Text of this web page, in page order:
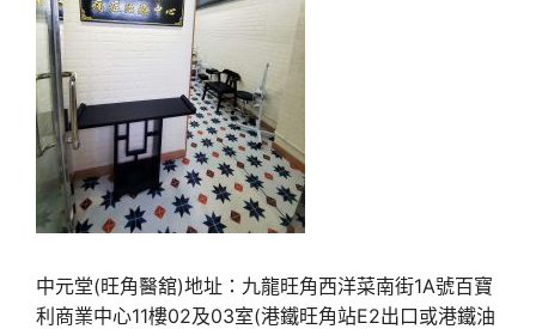
中元堂(旺角醫舘)地址：九龍旺角西洋菜南街1A號百寶
利商業中心11樓02及03室(港鐵旺角站E2出口或港鐵油